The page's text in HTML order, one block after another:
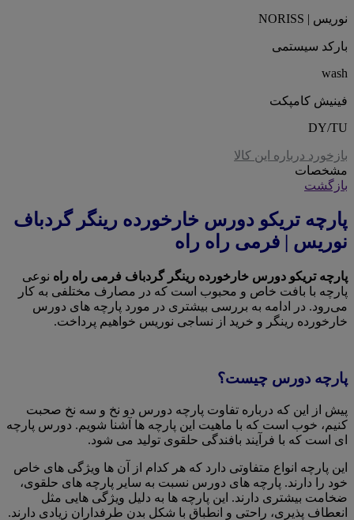
نوریس | NORISS
بارکد سیستمی
wash
فینیش کامپکت
DY/TU
بازخورد درباره این کالا
مشخصات
بازگشت
پارچه تریکو دورس خارخورده رینگر گردباف
نوریس | فرمی راه راه
پارچه تریکو دورس خارخورده رینگر گردباف فرمی راه راه نوعی
پارچه با بافت خاص و محبوب است که در مصارف مختلفی به کار
می‌رود. در ادامه به بررسی بیشتری در مورد پارچه های دورس
خارخورده رینگر و خرید از نساجی نوریس خواهیم پرداخت.
پارچه دورس چیست؟
پیش از این که درباره تفاوت پارچه دورس دو نخ و سه نخ صحبت
کنیم، خوب است که با ماهیت این پارچه ها آشنا شویم. دورس پارچه
ای است که با فرآیند بافندگی حلقوی تولید می شود.
این پارچه انواع متفاوتی دارد که هر کدام از آن ها ویژگی های خاص
خود را دارند. پارچه های دورس نسبت به سایر پارچه های حلقوی،
ضخامت بیشتری دارند. این پارچه ها به دلیل ویژگی هایی مثل
انعطاف پذیری، راحتی و انطباق با شکل بدن طرفداران زیادی دارند.